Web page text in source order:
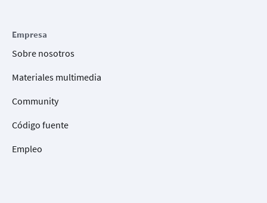
Empresa
Sobre nosotros
Materiales multimedia
Community
Código fuente
Empleo